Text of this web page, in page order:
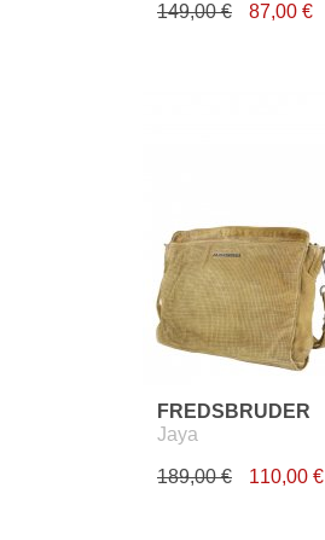
149,00 € 87,00 €
FREDSBRUDER
Jaya
189,00 € 110,00 €